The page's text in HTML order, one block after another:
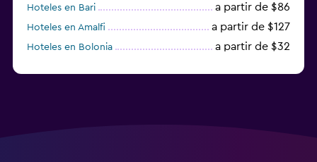
Hoteles en Bari a partir de $86
Hoteles en Amalfi a partir de $127
Hoteles en Bolonia a partir de $32